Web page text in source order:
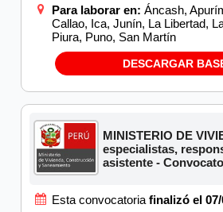
Para laborar en: Áncash,
Callao, Ica, Junín, La Libertad,
Piura, Puno, San Martín
DESCARGAR
MINISTERIO DE
especialistas,
asistente -
Esta convocatoria finalizó el 07/